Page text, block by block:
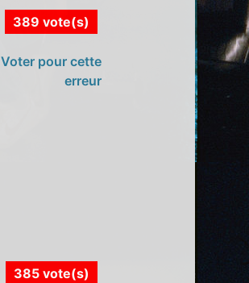
389 vote(s)
Voter pour cette
erreur
385 vote(s)